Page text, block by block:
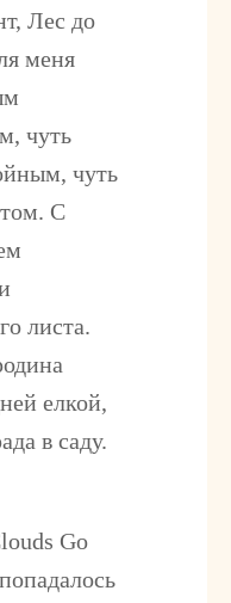
Лес до
меня
чуть
чуть
С
листа.
елкой,
в саду.
Go